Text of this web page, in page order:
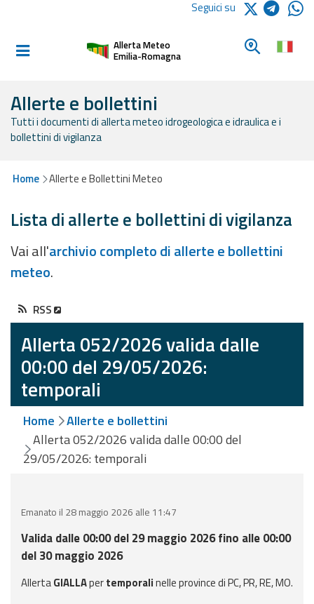
Informati e
Allerte E
Bollettini
Allerte e
Bollettini
Valanghe
Monitoraggio
eventi
Previsioni e dati
Previsioni meteo e
marine
Dati osservati
Strumenti
Operativi
Seguici su
Allerta Meteo
Emilia-Romagna
Cerca un
Allerte e bollettini
Tutti i documenti di allerta meteo idrogeologica e idraulica e i
bollettini di vigilanza
Home Allerte e Bollettini Meteo
Lista di allerte e bollettini di vigilanza
Vai all'archivio completo di allerte e bollettini
meteo.
RSS
Allerta 052/2026 valida dalle
00:00 del 29/05/2026:
temporali
Home
Allerte e bollettini
Allerta 052/2026 valida dalle 00:00 del
29/05/2026: temporali
Emanato il 28 maggio 2026 alle 11:47
Valida dalle 00:00 del 29 maggio 2026 fino alle 00:00
del 30 maggio 2026
AllertaGIALLApertemporalinelle province di PC, PR, RE, MO.